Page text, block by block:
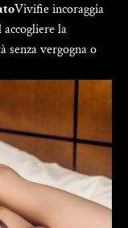
Vivifie incoraggia
la
senza vergogna o